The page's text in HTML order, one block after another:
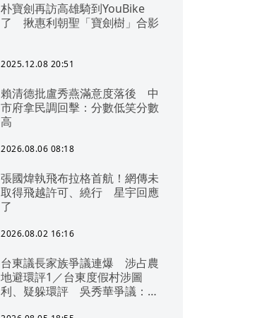
朴寶劍再訪高雄騎到YouBike
了 揪惠利朝聖「寶劍樹」合影
2025.12.08 20:51
賴清德批盧秀燕滿意度落後 中
市府拿民調回擊：分數低笑分數
高
2026.08.06 08:18
張國煒執飛布拉格首航！網傳未
取得飛越許可、繞行 星宇回應
了
2026.08.02 16:16
台東議長家族爭議連爆 涉占農
地避環評1／台東度假村涉圖
利、疑躲環評 吳秀華爭議：概